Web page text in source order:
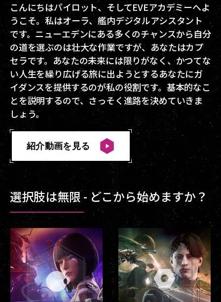
こんにちはパイロット、そしてEVEアカデミーへよ
うこそ。私はオーラ、艦内デジタルアシスタント
です。ニューエデンにある多くのチャンスから自分
の道を選ぶのは壮大な作業ですが、あなたはカプ
セラです。あなたの未来には限りがなく、かつてな
い人生を繰り広げる旅に出ようとするあなたにガ
イダンスを提供するのが私の役割です。基本的なこ
とを説明するので、さっそく進路を決めていきま
しょう。
紹介動画を見る
選択肢は無限 - どこから始めますか？